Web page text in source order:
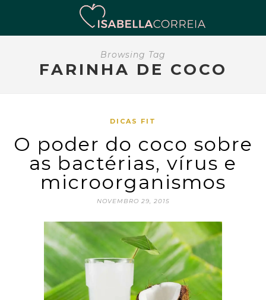
Browsing Tag
FARINHA DE COCO
DICAS FIT
O poder do coco sobre
as bactérias, vírus e
microorganismos
NOVEMBRO 29, 2015